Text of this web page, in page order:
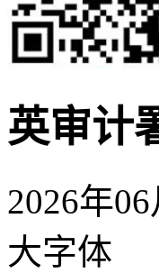
英审计
2026年
大字体